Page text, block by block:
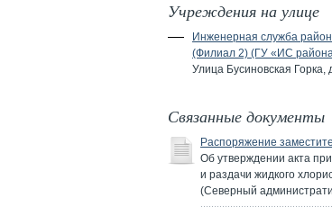
Учреждения на улице
Инженерная служба
(Филиал 2) (ГУ «ИС
Улица Бусиновская Горка,
Связанные документы
Распоряжение
Об утверждении акта
и раздачи жидкого
(Северный